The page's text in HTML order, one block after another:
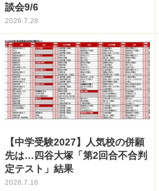
談会9/6
2026.7.28
【中学受験2027】人気校の併願
先は…四谷大塚「第2回合不合判
定テスト」結果
2026.7.16